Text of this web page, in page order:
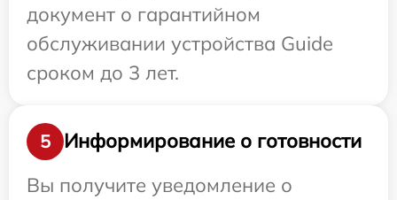
документ о гарантийном
обслуживании устройства Guide
сроком до 3 лет.
5
Информирование о готовности
Вы получите уведомление о